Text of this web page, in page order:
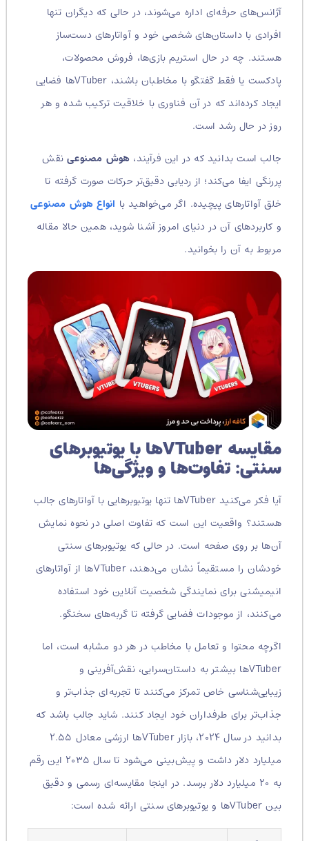
آژانس‌های حرفه‌ای اداره می‌شوند، در حالی که دیگران تنها
افرادی با داستان‌های شخصی خود و آواتارهای دست‌ساز
هستند.چه در حال استریم بازی‌ها، فروش محصولات،
پادکست یا فقط گفتگو با مخاطبان باشند، VTuberها فضایی
ایجاد کرده‌اند که در آن فناوری با خلاقیت ترکیب شده و هر
روز در حال رشد است.
جالب است بدانید که در این فرآیند،هوش مصنوعینقش
پررنگی ایفا می‌کند؛ از ردیابی دقیق‌تر حرکات صورت گرفته تا
خلق آواتارهای پیچیده. اگر می‌خواهید باانواع هوش مصنوعی
و کاربردهای آن در دنیای امروز آشنا شوید، همین حالا مقاله
مربوط به آن را بخوانید.
مقایسه VTuberها با یوتیوبرهای
سنتی: تفاوت‌ها و ویژگی‌ها
آیا فکر می‌کنید VTuberها تنها یوتیوبرهایی با آواتارهای جالب
هستند؟ واقعیت این است که تفاوت اصلی در نحوه نمایش
آن‌ها بر روی صفحه است. در حالی که یوتیوبرهای سنتی
خودشان را مستقیماً نشان می‌دهند، VTuberها از آواتارهای
انیمیشنی برای نمایندگی شخصیت آنلاین خود استفاده
می‌کنند، از موجودات فضایی گرفته تا گربه‌های سخنگو.
اگرچه محتوا و تعامل با مخاطب در هر دو مشابه است، اما
VTuberها بیشتر به داستان‌سرایی، نقش‌آفرینی و
زیبایی‌شناسی خاص تمرکز می‌کنند تا تجربه‌ای جذاب‌تر و
جذاب‌تر برای طرفداران خود ایجاد کنند.شاید جالب باشد که
بدانید در سال ۲۰۲۴، بازار VTuberها ارزشی معادل ۲.۵۵
میلیارد دلار داشت و پیش‌بینی می‌شود تا سال ۲۰۳۵ این رقم
در اینجا مقایسه‌ای رسمی و دقیق